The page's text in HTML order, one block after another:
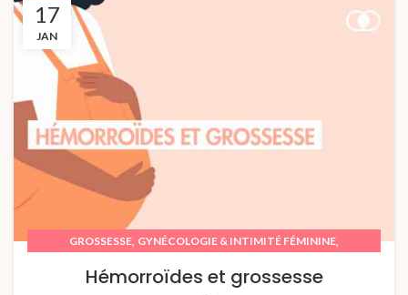
17
JAN
GROSSESSE, GYNÉCOLOGIE & INTIMITÉ FÉMININE,
Hémorroïdes et grossesse